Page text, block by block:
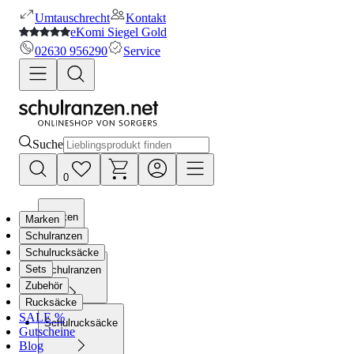
Umtauschrecht
Kontakt
eKomi Siegel Gold
02630 956290
Service
Suche
0
Marken
Schulranzen
Schulrucksäcke
Marken
Schulranzen
Schulrucksäcke
Sets
Zubehör
Rucksäcke
SALE %
Gutscheine
Blog